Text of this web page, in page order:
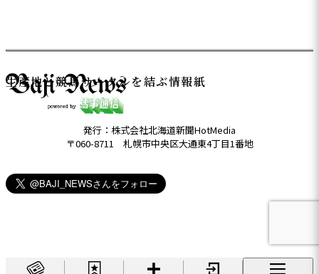
生産地と競馬サークルを結ぶ情報紙
発行：株式会社北海道新聞HotMedia
〒060-8711 札幌市中央区大通東4丁目1番地